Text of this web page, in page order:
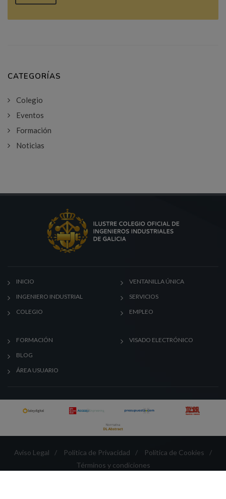
CATEGORÍAS
Colegio
Eventos
Formación
Noticias
INICIO
INGENIERO INDUSTRIAL
COLEGIO
VENTANILLA ÚNICA
SERVICIOS
EMPLEO
FORMACIÓN
BLOG
ÁREA USUARIO
VISADO ELECTRÓNICO
Aviso Legal / Política de Privacidad / Política de Cookies
/
Términos y condiciones